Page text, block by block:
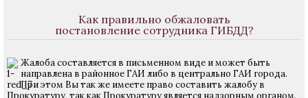
Как правильно обжаловать
постановление сотрудника ГИБДД?
Жалоба составляется в письменном виде и может быть
направлена в районное ГАИ либо в центрально ГАИ города.
При этом Вы так же имеете право составить жалобу в
Прокуратуру, так как Прокуратуру является надзорным органом.